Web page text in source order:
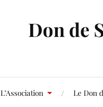
Don de
L’Association Le Don